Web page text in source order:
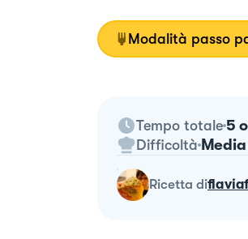
Modalità passo
Tempo totale 5
Difficoltà Media
ricetta di